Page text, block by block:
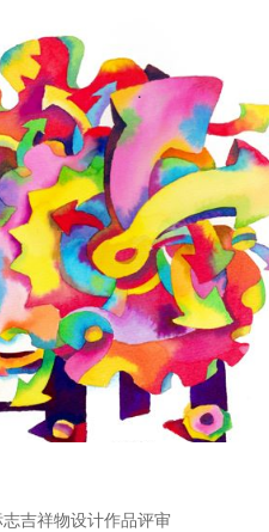
吉祥物设计作品评审